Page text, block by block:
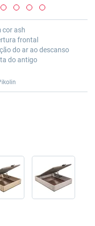
cor ash
frontal
do ar ao descanso
do antigo
€